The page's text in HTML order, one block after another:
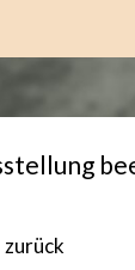
zurück